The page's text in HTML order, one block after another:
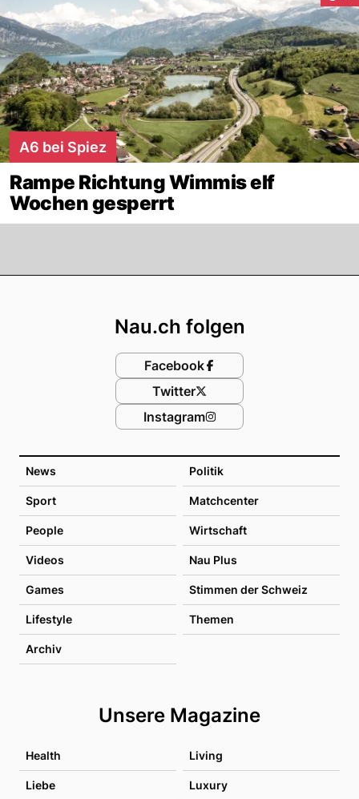
A6 bei Spiez
Rampe Richtung Wimmis elf
Wochen gesperrt
News Politik
Sport Matchcenter
People Wirtschaft
Videos Nau Plus
Games Stimmen der Schweiz
Lifestyle Themen
Archiv
Unsere Magazine
Health Living
Liebe Luxury
Nau.ch folgen
Facebook
Twitter
Instagram